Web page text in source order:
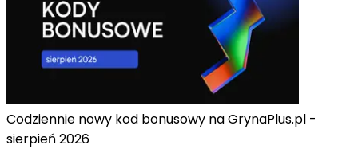
Codziennie nowy kod bonusowy na GrynaPlus.pl -
sierpień 2026